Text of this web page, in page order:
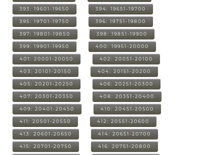
393: 19601-19650 394: 19651-19700
395: 19701-19750 396: 19751-19800
397: 19801-19850 398: 19851-19900
399: 19901-19950 400: 19951-20000
401: 20001-20050 402: 20051-20100
403: 20101-20150 404: 20151-20200
405: 20201-20250 406: 20251-20300
407: 20301-20350 408: 20351-20400
409: 20401-20450 410: 20451-20500
411: 20501-20550 412: 20551-20600
413: 20601-20650 414: 20651-20700
415: 20701-20750 416: 20751-20800